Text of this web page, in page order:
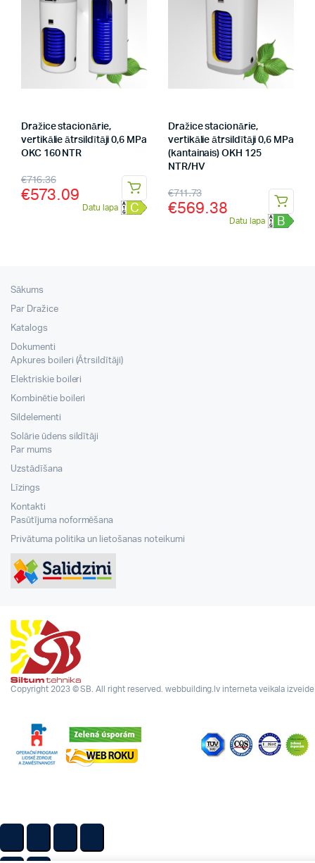
Dražice stacionārie,
vertikālie ātrsildītāji 0,6 MPa
OKC 160 NTR
€716.36
€573.09
Datu lapa C
Dražice stacionārie,
vertikālie ātrsildītāji 0,6 MPa
(kantainais) OKH 125
NTR/HV
€711.73
€569.38
Datu lapa B
Sākums
Par Dražice
Katalogs
Dokumenti
Apkures boileri (Ātrsildītāji)
Elektriskie boileri
Kombinētie boileri
Sildelementi
Solārie ūdens sildītāji
Par mums
Uzstādīšana
Līzings
Kontakti
Pasūtījuma noformēšana
Privātuma politika un lietošanas noteikumi
Copyright 2023 © SB. All right reserved. webbuilding.lvinterneta veikala izveide